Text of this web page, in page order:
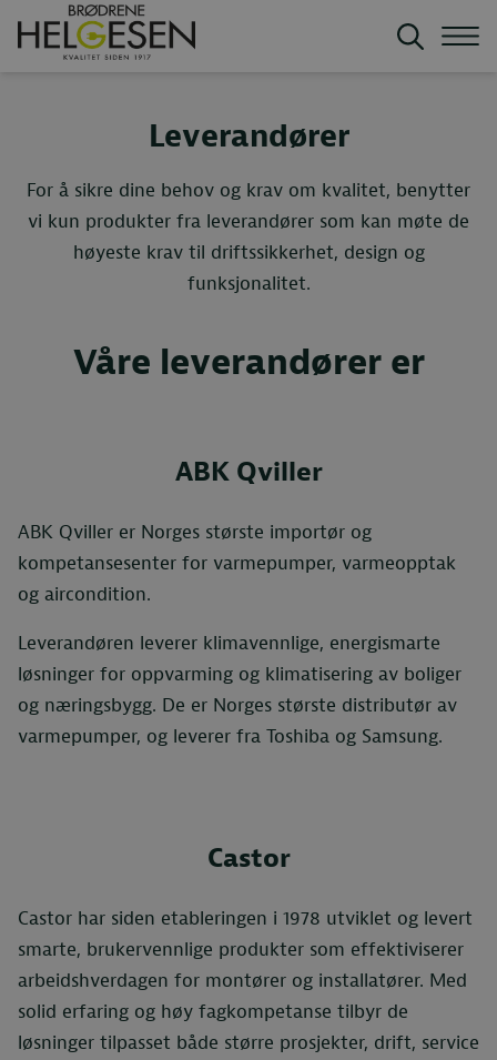
Leverandører
For å sikre dine behov og krav om kvalitet, benytter
vi kun produkter fra leverandører som kan møte de
høyeste krav til driftssikkerhet, design og
funksjonalitet.
Våre leverandører er
ABK Qviller
ABK Qviller er Norges største importør og
kompetansesenter for varmepumper, varmeopptak
og aircondition.
Leverandøren leverer klimavennlige, energismarte
løsninger for oppvarming og klimatisering av boliger
og næringsbygg. De er Norges største distributør av
varmepumper, og leverer fra Toshiba og Samsung.
Castor
Castor har siden etableringen i 1978 utviklet og levert
smarte, brukervennlige produkter som effektiviserer
arbeidshverdagen for montører og installatører. Med
solid erfaring og høy fagkompetanse tilbyr de
løsninger tilpasset både større prosjekter, drift, service